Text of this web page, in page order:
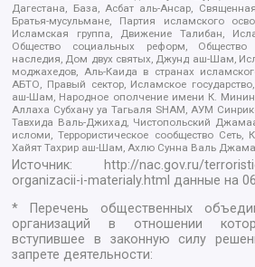
Дагестана, База, Асбат аль-Ансар,
Братья-мусульмане, Партия исламского
Исламская группа, Движение Талибан,
Общество социальных реформ, Общество
наследия, Дом двух святых, Джунд аш-Шам,
моджахедов, Аль-Каида в странах
АБТО, Правый сектор, Исламское
аш-Шам, Народное ополчение имени К.
Аллаха Субхану уа Тагьаля SHAM, АУМ
Тавхида Валь-Джихад, Чистопольский
исломи, Террористическое сообщество Сеть,
Хайят Тахрир аш-Шам, Ахлю Сунна Валь
Источник:
http://nac.gov.ru/
organizacii-i-materialy.html данные на
* Перечень общественных
организаций в отношении
вступившее в законную силу
запрете деятельности: